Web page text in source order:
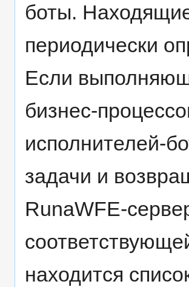
боты.
периодически
Если
бизнес-
исполнителей-
задачи и
RunaWFE-
находится